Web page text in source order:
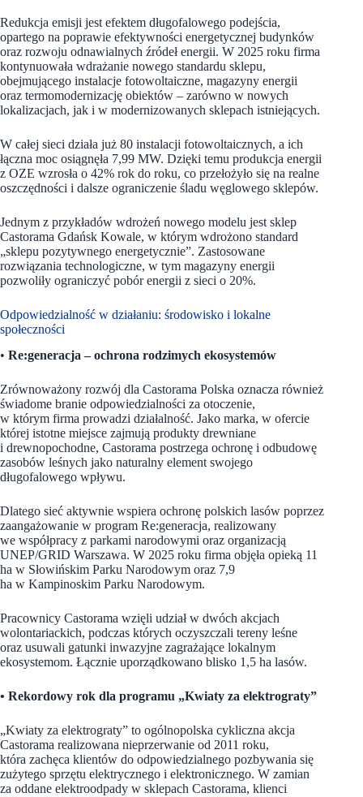
Redukcja emisji jest efektem długofalowego podejścia,
opartego na poprawie efektywności energetycznej budynków
oraz rozwoju odnawialnych źródeł energii. W 2025 roku firma
kontynuowała wdrażanie nowego standardu sklepu,
obejmującego instalacje fotowoltaiczne, magazyny energii
oraz termomodernizację obiektów – zarówno w nowych
lokalizacjach, jak i w modernizowanych sklepach istniejących.
W całej sieci działa już 80 instalacji fotowoltaicznych, a ich
łączna moc osiągnęła 7,99 MW. Dzięki temu produkcja energii
z OZE wzrosła o 42% rok do roku, co przełożyło się na realne
oszczędności i dalsze ograniczenie śladu węglowego sklepów.
Jednym z przykładów wdrożeń nowego modelu jest sklep
Castorama Gdańsk Kowale, w którym wdrożono standard
„sklepu pozytywnego energetycznie”. Zastosowane
rozwiązania technologiczne, w tym magazyny energii
pozwoliły ograniczyć pobór energii z sieci o 20%.
Odpowiedzialność w działaniu: środowisko i lokalne
społeczności
• Re:generacja – ochrona rodzimych ekosystemów
Zrównoważony rozwój dla Castorama Polska oznacza również
świadome branie odpowiedzialności za otoczenie,
w którym firma prowadzi działalność. Jako marka, w ofercie
której istotne miejsce zajmują produkty drewniane
i drewnopochodne, Castorama postrzega ochronę i odbudowę
zasobów leśnych jako naturalny element swojego
długofalowego wpływu.
Dlatego sieć aktywnie wspiera ochronę polskich lasów poprzez
zaangażowanie w program Re:generacja, realizowany
we współpracy z parkami narodowymi oraz organizacją
UNEP/GRID Warszawa. W 2025 roku firma objęła opieką 11
ha w Słowińskim Parku Narodowym oraz 7,9
ha w Kampinoskim Parku Narodowym.
Pracownicy Castorama wzięli udział w dwóch akcjach
wolontariackich, podczas których oczyszczali tereny leśne
oraz usuwali gatunki inwazyjne zagrażające lokalnym
ekosystemom. Łącznie uporządkowano blisko 1,5 ha lasów.
• Rekordowy rok dla programu „Kwiaty za elektrograty”
„Kwiaty za elektrograty” to ogólnopolska cykliczna akcja
Castorama realizowana nieprzerwanie od 2011 roku,
która zachęca klientów do odpowiedzialnego pozbywania się
zużytego sprzętu elektrycznego i elektronicznego. W zamian
za oddane elektroodpady w sklepach Castorama, klienci